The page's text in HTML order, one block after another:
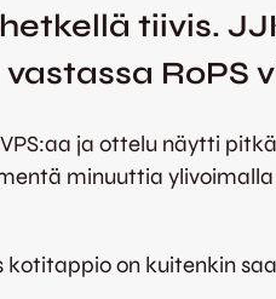
tiivis.
RoPS
ja ottelu näytti
minuuttia
kotitappio on kuitenkin